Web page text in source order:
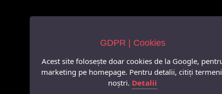
GDPR | Cookies
Acest site folosește doar cookies de la Google,
marketing pe homepage. Pentru detalii, citiți
noștri. Detalii